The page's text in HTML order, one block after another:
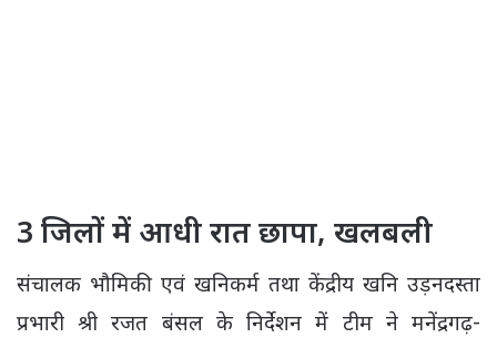
3 जिलों में आधी रात छापा, खलबली
संचालक भौमिकी एवं खनिकर्म तथा केंद्रीय खनि उड़नदस्ता
प्रभारी श्री रजत बंसल के निर्देशन में टीम ने मनेंद्रगढ़-